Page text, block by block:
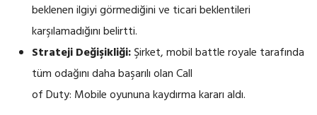
beklenen ilgiyi görmediğini ve ticari beklentileri
karşılamadığını belirtti.
Strateji Değişikliği:Şirket, mobil battle royale tarafında
tüm odağını daha başarılı olan Call
of Duty: Mobile oyununa kaydırma kararı aldı.